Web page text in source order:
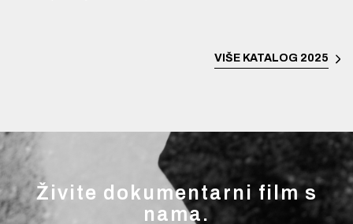
VIŠE KATALOG 2025
Živite dokumentarni film s
nama.